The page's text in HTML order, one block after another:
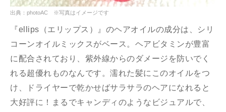
出典：photoAC ※写真はイメージです
『ellips（エリップス）』のヘアオイルの成分は、シリ
コーンオイルミックスがベース。ヘアビタミンが豊富
に配合されており、紫外線からのダメージを防いでく
れる超優れものなんです。濡れた髪にこのオイルをつ
け、ドライヤーで乾かせばサラサラのヘアになれると
大好評に！まるでキャンディのようなビジュアルで、